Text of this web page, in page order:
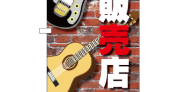
車・バイク関連 その他
OTHER ITEMS
お支払方法
オリジナルオーダー制作事例